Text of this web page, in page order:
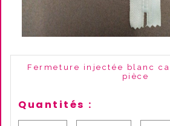
Fermeture injectée blanc
pièce
Quantités :